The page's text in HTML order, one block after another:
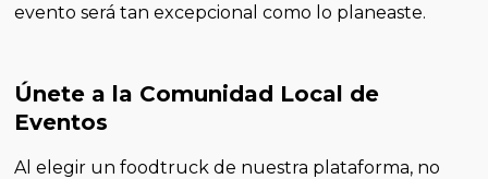
evento será tan excepcional como lo planeaste.
Únete a la Comunidad Local de
Eventos
Al elegir un foodtruck de nuestra plataforma, no